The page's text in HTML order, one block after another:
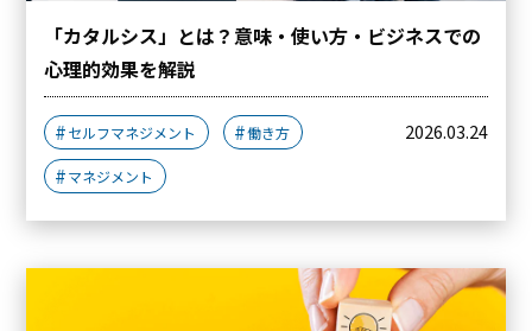
「カタルシス」とは？意味・使い方・ビジネスでの
心理的効果を解説
セルフマネジメント 働き方
マネジメント
2026.03.24